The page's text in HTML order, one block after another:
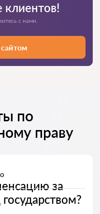
с нами.
сайтом
по
праву
за